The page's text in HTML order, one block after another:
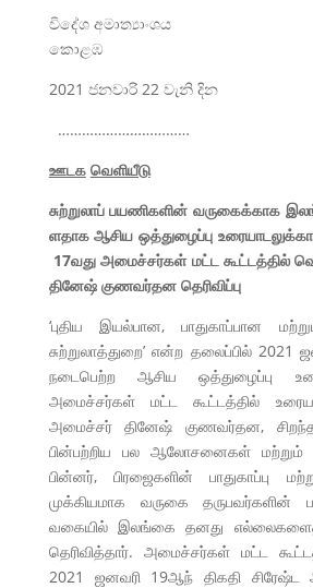
විදේශ අමාත්‍යාංශය
කොළඹ
2021 ජනවාරි 22 වැනි දින
……………………………
ஊடக வெளியீடு
சுற்றுலாப் பயணிகளின் வருகைக்காக
ளதாக ஆசிய ஒத்துழைப்பு
17வது அமைச்சர்கள் மட்ட கூட்டத்தில்
தினேஷ் குணவர்தன தெரிவிப்பு
‘புதிய இயல்பான, பாதுகாப்பான
சுற்றுலாத்துறை’ என்ற தலைப்பில் 2021
நடைபெற்ற ஆசிய ஒத்துழைப்பு
அமைச்சர்கள் மட்ட கூட்டத்தில்
அமைச்சர் தினேஷ் குணவர்தன,
பின்பற்றிய பல ஆலோசனைகள் மற்றும்
பின்னர், பிரஜைகளின் பாதுகாப்பு
முக்கியமாக வருகை தருபவர்களின்
வகையில் இலங்கை தனது
தெரிவித்தார். அமைச்சர்கள் மட்ட
2021 ஜனவரி 19ஆந் திகதி சிரேஷ்ட